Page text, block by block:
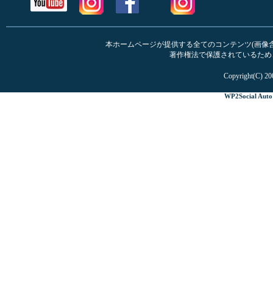
本ホームページが提供する全てのコンテンツ(画
著作権法で保護されているた
Copyright(C)
WP2Social